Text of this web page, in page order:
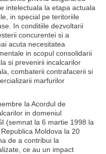
intelectuala la etapa actuala
in special pe teritoriile
In conditiile dezvoltarii
concurentei si a
acuta necesitatea
in scopul consolidarii
si prevenirii incalcarilor
combaterii contrafacerii si
marfurilor
la Acordul de
in domeniul
(semnat la 6 martie 1998 la
Moldova la 20
de a contribui la
ce au un impact